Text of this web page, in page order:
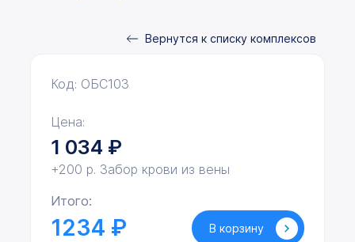
Вернутся к списку комплексов
Код: ОБС103
Цена:
1 034 ₽
+200 р. Забор крови из вены
Итого:
1234 ₽ В корзину